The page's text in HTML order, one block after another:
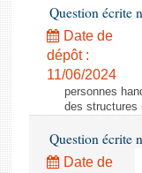
Question écrite
Date de
dépôt :
11/06/2024
personnes
des structures
Question écrite
Date de